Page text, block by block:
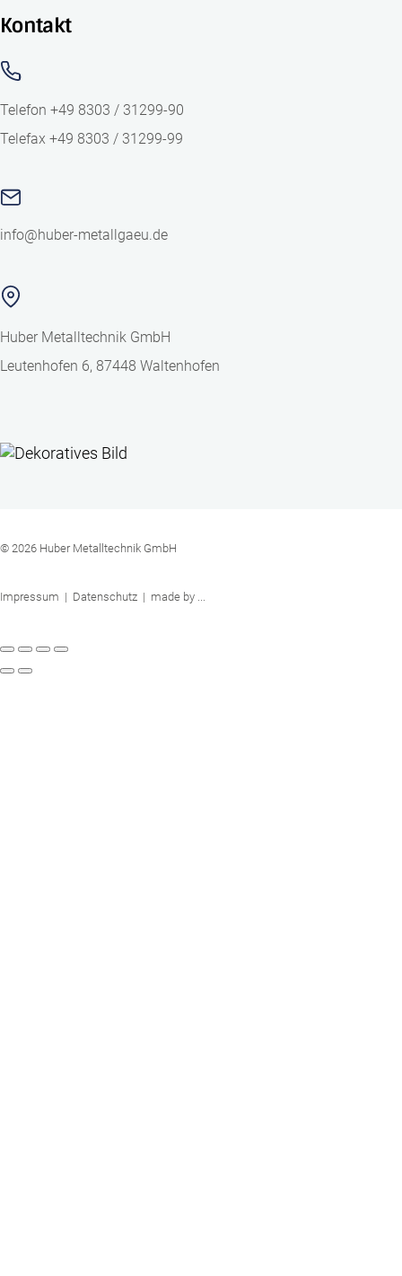
Kontakt
Telefon +49 8303 / 31299-90
Telefax +49 8303 / 31299-99
info@huber-metallgaeu.de
Huber Metalltechnik GmbH
Leutenhofen 6, 87448 Waltenhofen
© 2026 Huber Metalltechnik GmbH
Impressum | Datenschutz | made by ...